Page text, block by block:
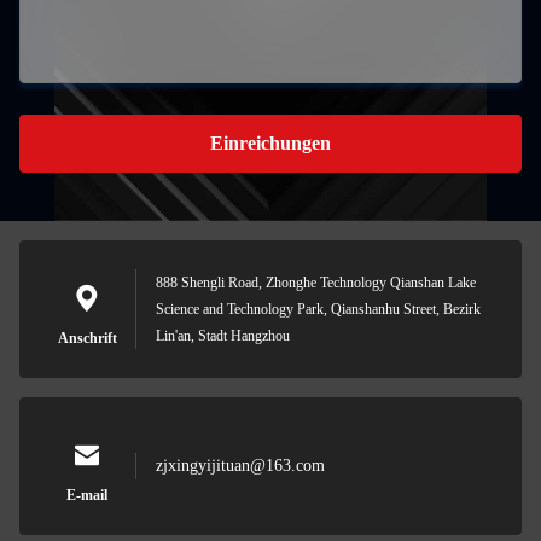
Einreichungen
Anschrift
888 Shengli Road, Zhonghe Technology Qianshan Lake
Science and Technology Park, Qianshanhu Street, Bezirk
Lin'an, Stadt Hangzhou
E-mail
zjxingyijituan@163.com